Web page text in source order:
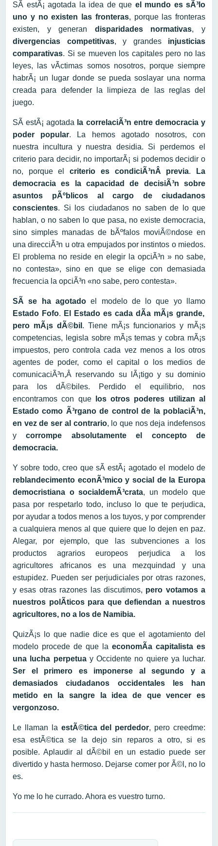
SÃ­ estÃ¡ agotada la idea de que el mundo es sÃ³lo
uno y no existen las fronteras, porque las fronteras
existen, y generan disparidades normativas, y
divergencias competitivas, y grandesinjusticias
comparativas. Si se mueven los capitales pero no las
leyes, las vÃ­ctimas somos nosotros, porque siempre
habrÃ¡ un lugar donde se pueda soslayar una norma
creada para defender la limpieza de las reglas del
juego.
SÃ­ estÃ¡ agotada la correlaciÃ³n entre democracia y
poder popular. La hemos agotado nosotros, con
nuestra incultura y nuestra desidia. Si perdemos el
criterio para decidir, no importarÃ¡ si podemos decidir o
no, porque elcriterio es condiciÃ³nÂ previa. La
democracia es la capacidad de decisiÃ³n sobre
asuntos pÃºblicos al cargo de ciudadanos
conscientes. Si los ciudadanos no saben de lo que
hablan, o no saben lo que pasa, no existe democracia,
sino simples manadas de bÃºfalos moviÃ©ndose en
una direcciÃ³n u otra empujados por instintos o miedos.
El problema no reside en elegir la opciÃ³n » no sabe,
no contesta», sino en que se elige con demasiada
frecuencia la opciÃ³n «no sabe, pero contesta».
SÃ­ se ha agotadoel modelo de lo que yo llamo
Estado Fofo. El Estado es cada dÃ­a mÃ¡s grande,
pero mÃ¡s dÃ©bil . Tiene mÃ¡s funcionarios y mÃ¡s
competencias, legisla sobre mÃ¡s temas y cobra mÃ¡s
impuestos, pero controla cada vez menos a los otros
agentes de poder, como el capital o los medios de
comunicaciÃ³n,Â reservando su lÃ¡tigo y su dominio
para los dÃ©biles. Perdido el equilibrio, nos
encontramos con que
los otros poderes utilizan al
Estado como Ã³rgano de control de la poblaciÃ³n,
en vez de ser al contrario, lo que nos deja indefensos
ycorrompe absolutamente el concepto de
democracia.
Y sobre todo, creo que sÃ­ estÃ¡ agotado el modelo de
reblandecimento econÃ³mico y social de la Europa
democristiana o socialdemÃ³crata, un modelo que
pasa por respetarlo todo, incluso lo que te perjudica,
por ayudar a todos menos a los tuyos, y por comprender
a cualquiera menos al que quiere que lo dejen en paz.
Alegar, por ejemplo, que las subvenciones a los
productos agrarios europeos perjudica a los
agricultores africanos es una mezquindad y una
estupidez. Pueden ser perjudiciales por otras razones,
y esas otras razones las discutimos, pero votamos a
nuestros polÃ­ticos para que defiendan a nuestros
agricultores, no a los de Namibia.
QuizÃ¡s lo que nadie dice es que el agotamiento del
modelo procede de que la economÃ­a capitalista es
una lucha perpetuay Occidente no quiere ya luchar.
Ser el primero es imponerse al segundo y a
demasiados ciudadanos occidentales les han
metido en la sangre la idea de que vencer es
vergonzoso.
Le llaman la estÃ©tica del perdedor, pero creedme:
esa estÃ©tica se la dejo sin reparos a otro, si es
posible. Aplaudir al dÃ©bil en un estadio puede ser
divertido y hasta hermoso. Dejarse comer por Ã©l, no lo
es.
Yo me lo he currado. Ahora es vuestro turno.